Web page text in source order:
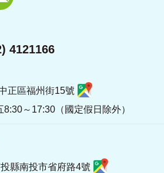
4121166
正區福州街15號
～17:30（國定假日除外）
縣南投市省府路4號